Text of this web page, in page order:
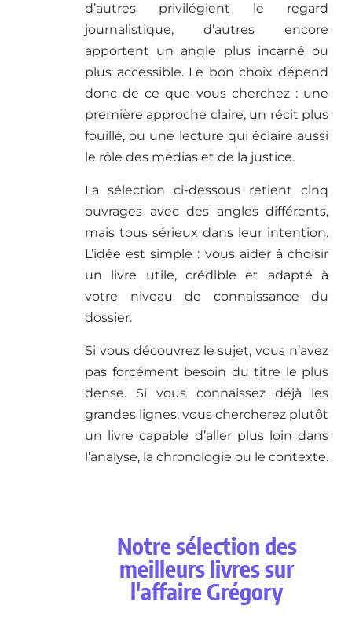
d’autres privilégient le regard
journalistique, d’autres encore
apportent un angle plus incarné ou
plus accessible. Le bon choix dépend
donc de ce que vous cherchez : une
première approche claire, un récit plus
fouillé, ou une lecture qui éclaire aussi
le rôle des médias et de la justice.
La sélection ci-dessous retient cinq
ouvrages avec des angles différents,
mais tous sérieux dans leur intention.
L’idée est simple : vous aider à choisir
un livre utile, crédible et adapté à
votre niveau de connaissance du
dossier.
Si vous découvrez le sujet, vous n’avez
pas forcément besoin du titre le plus
dense. Si vous connaissez déjà les
grandes lignes, vous chercherez plutôt
un livre capable d’aller plus loin dans
l’analyse, la chronologie ou le contexte.
Notre sélection des
meilleurs livres sur
l'affaire Grégory